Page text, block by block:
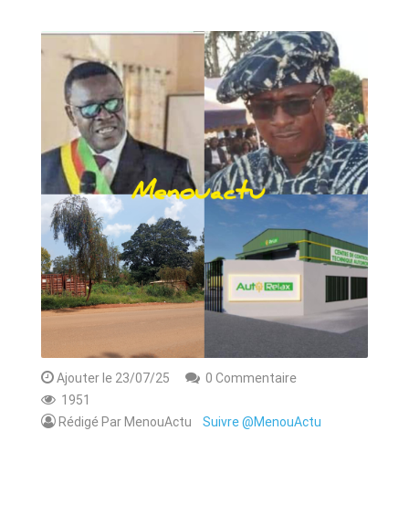
ASSAINISSEMENT
BREAKING-NEWS
CAMEROUN
PLUS
Ajouter le 23/07/25
0 Commentaire
1951
Rédigé Par MenouActu Suivre @MenouActu